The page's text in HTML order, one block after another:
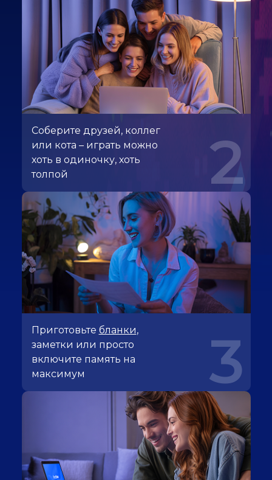
Соберите друзей, коллег
или кота – играть можно
хоть в одиночку, хоть
толпой
2
Приготовьте бланки,
заметки или просто
включите память на
максимум
3